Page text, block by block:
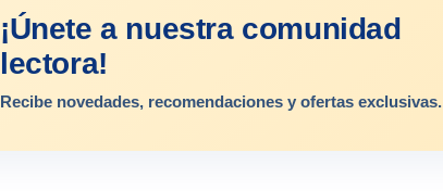
¡Únete a nuestra comunidad
lectora!
Recibe novedades, recomendaciones y ofertas exclusivas.